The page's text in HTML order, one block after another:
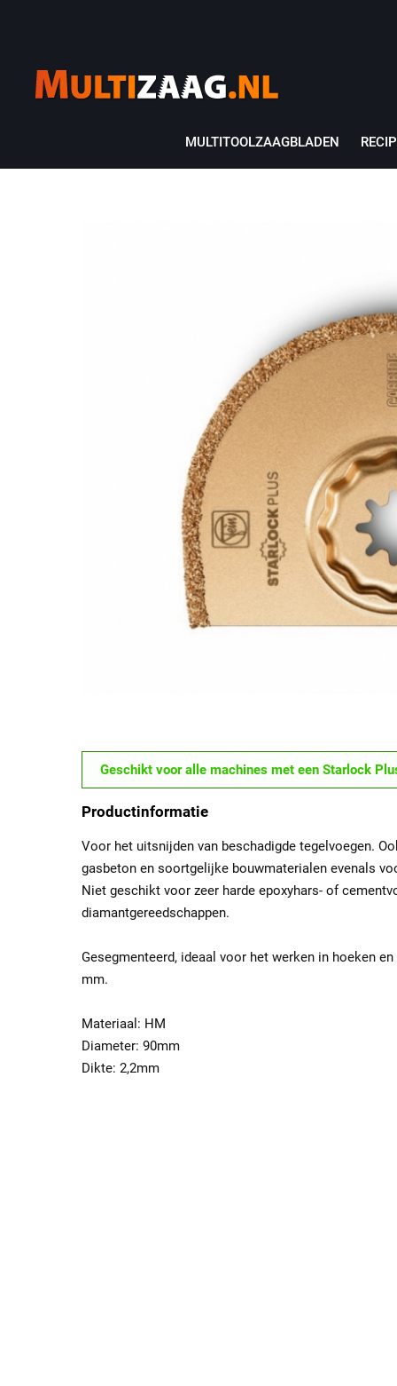
MULTITOOLZAAGBLADEN
Geschikt voor alle machines met een Starlock
Productinformatie
Voor het uitsnijden van beschadigde tegelvoegen.
gasbeton en soortgelijke bouwmaterialen evenals
Niet geschikt voor zeer harde epoxyhars- of
diamantgereedschappen.
Gesegmenteerd, ideaal voor het werken in hoeken
mm.
Materiaal: HM
Diameter: 90mm
Dikte: 2,2mm